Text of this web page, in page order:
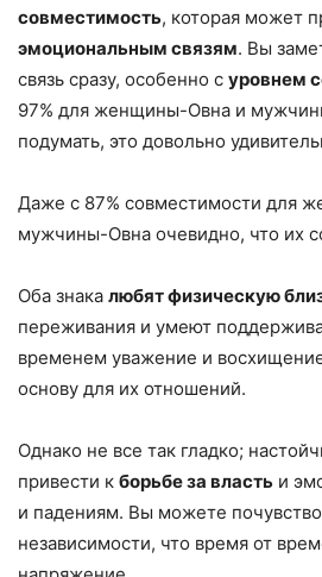
совместимость, которая может
эмоциональным связям. Вы
связь сразу, особенно с уровнем
97% для женщины-Овна и
подумать, это довольно
Даже с 87% совместимости для
мужчины-Овна очевидно, что их
Оба знака любят физическую
переживания и умеют
временем уважение и
основу для их отношений.
Однако не все так гладко;
привести к борьбе за власть и
и падениям. Вы можете
независимости, что время от